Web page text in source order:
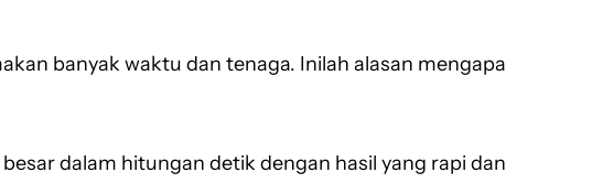
banyak waktu dan tenaga. Inilah alasan mengapa
dalam hitungan detik dengan hasil yang rapi dan